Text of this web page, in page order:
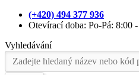
(+420) 494 377 936
Otevírací doba: Po-Pá: 8:00
Vyhledávání